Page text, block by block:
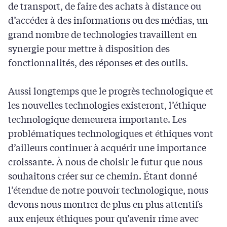
de transport, de faire des achats à distance ou
d’accéder à des informations ou des médias, un
grand nombre de technologies travaillent en
synergie pour mettre à disposition des
fonctionnalités, des réponses et des outils.
Aussi longtemps que le progrès technologique et
les nouvelles technologies existeront, l’éthique
technologique demeurera importante. Les
problématiques technologiques et éthiques vont
d’ailleurs continuer à acquérir une importance
croissante. À nous de choisir le futur que nous
souhaitons créer sur ce chemin. Étant donné
l’étendue de notre pouvoir technologique, nous
devons nous montrer de plus en plus attentifs
aux enjeux éthiques pour qu’avenir rime avec